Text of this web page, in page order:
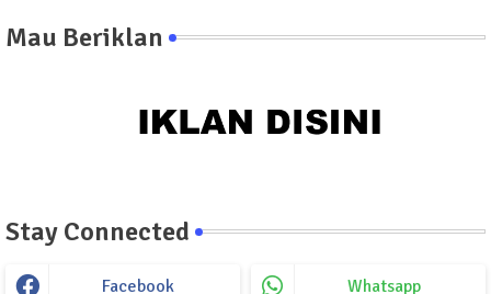
Mau Beriklan
Stay Connected
Facebook Whatsapp